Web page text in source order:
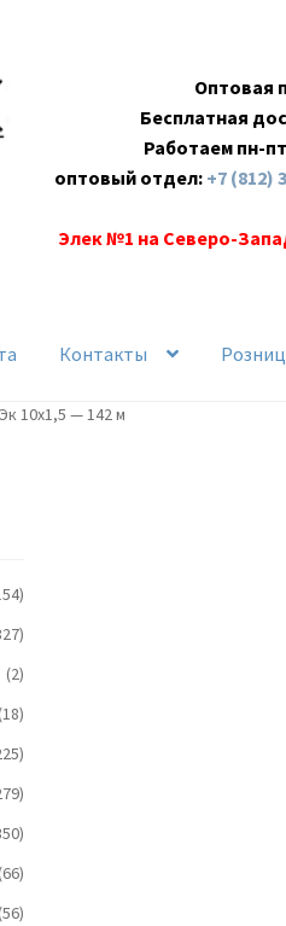
Оптовая
Бесплатная
Работаем пн-пт
оптовый отдел: +7 (812)
Элек №1 на Северо-
Контакты
10х1,5 — 142 м
(2)
(18)
(66)
(56)